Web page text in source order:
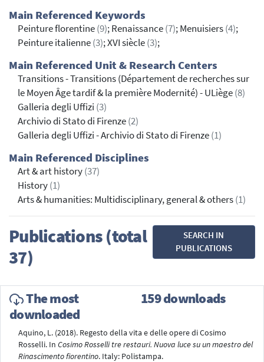
Main Referenced Keywords
Peinture florentine(9); Renaissance(7); Menuisiers(4);
Peinture italienne(3); XVI siècle(3);
Main Referenced Unit & Research Centers
Transitions - Transitions (Département de recherches sur
le Moyen Âge tardif & la première Modernité) - ULiège(8)
Galleria degli Uffizi (3)
Archivio di Stato di Firenze(2)
Galleria degli Uffizi - Archivio di Stato di Firenze(1)
Main Referenced Disciplines
Art & art history(37)
History(1)
Arts & humanities: Multidisciplinary, general & others(1)
Publications (total
37)
SEARCH IN
PUBLICATIONS
The most
downloaded
159 downloads
Aquino, L. (2018). Regesto della vita e delle opere di Cosimo
Rosselli. In Cosimo Rosselli tre restauri. Nuova luce su un maestro del
Rinascimento fiorentino. Italy: Polistampa.